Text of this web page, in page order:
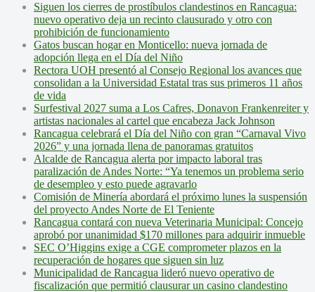
Siguen los cierres de prostíbulos clandestinos en Rancagua:
nuevo operativo deja un recinto clausurado y otro con
prohibición de funcionamiento
Gatos buscan hogar en Monticello: nueva jornada de
adopción llega en el Día del Niño
Rectora UOH presentó al Consejo Regional los avances que
consolidan a la Universidad Estatal tras sus primeros 11 años
de vida
Surfestival 2027 suma a Los Cafres, Donavon Frankenreiter y
artistas nacionales al cartel que encabeza Jack Johnson
Rancagua celebrará el Día del Niño con gran “Carnaval Vivo
2026” y una jornada llena de panoramas gratuitos
Alcalde de Rancagua alerta por impacto laboral tras
paralización de Andes Norte: “Ya tenemos un problema serio
de desempleo y esto puede agravarlo
Comisión de Minería abordará el próximo lunes la suspensión
del proyecto Andes Norte de El Teniente
Rancagua contará con nueva Veterinaria Municipal: Concejo
aprobó por unanimidad $170 millones para adquirir inmueble
SEC O’Higgins exige a CGE comprometer plazos en la
recuperación de hogares que siguen sin luz
Municipalidad de Rancagua lideró nuevo operativo de
fiscalización que permitió clausurar un casino clandestino